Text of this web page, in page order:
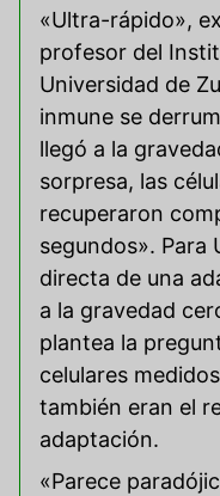
«Ultra-rápido»,
profesor del
Universidad de
inmune se
llegó a la
sorpresa, las
recuperaron
segundos». Para
directa de una
a la gravedad
plantea la
celulares
también eran el
adaptación.
«Parece